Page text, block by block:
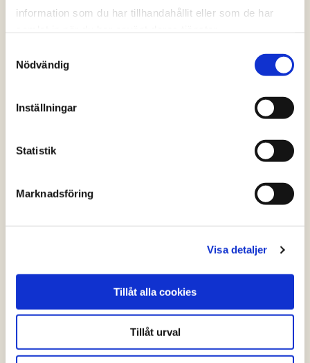
information som du har tillhandahållit eller som de har
Nödvändig
Inställningar
Statistik
Marknadsföring
Visa detaljer
Tillåt alla cookies
Tillåt urval
KycklingSteak med stuvad grönkål och
(2 röster)